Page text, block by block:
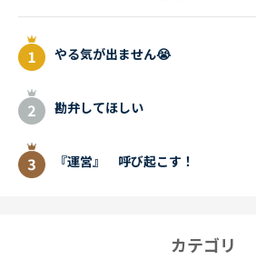
やる気が出ません😭
勘弁してほしい
『運営』 呼び起こす！
カテゴリ